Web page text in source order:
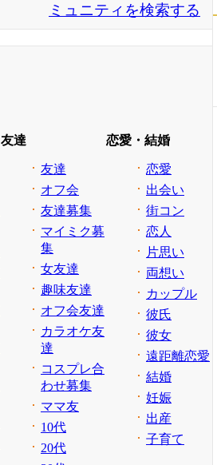
ミュニティを検索する
友達
友達
オフ会
友達募集
マイミク募
集
女友達
趣味友達
オフ会友達
カラオケ友
達
コスプレ合
わせ募集
ママ友
10代
20代
恋愛・結婚
恋愛
出会い
街コン
恋人
片思い
両想い
カップル
彼氏
彼女
遠距離恋愛
結婚
妊娠
出産
子育て